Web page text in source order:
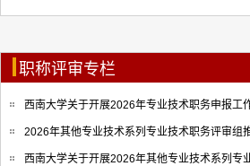
职称评审专栏
西南大学关于开展2026年专业技术职务申报工
2026年其他专业技术系列专业技术职务评审组
西南大学关于开展2026年其他专业技术系列专